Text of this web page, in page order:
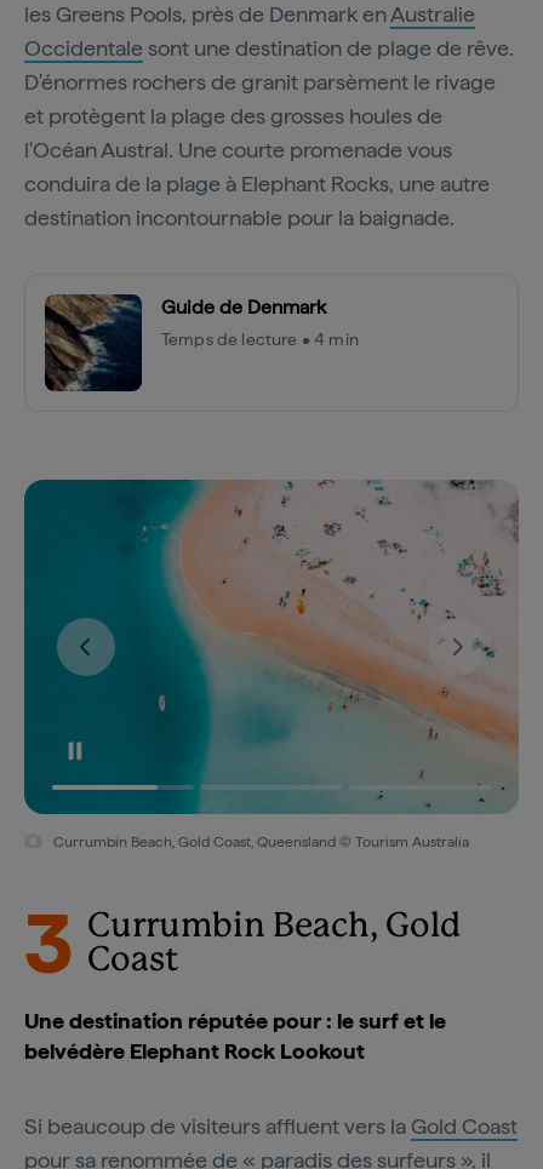
les Greens Pools, près de Denmark enAustralie
Occidentale sont une destination de plage de rêve.
D'énormes rochers de granit parsèment le rivage
et protègent la plage des grosses houles de
l'Océan Austral. Une courte promenade vous
conduira de la plage à Elephant Rocks, une autre
destination incontournable pour la baignade.
Guide de Denmark
Temps de lecture • 4 min
Currumbin Beach, Gold Coast, Queensland © Tourism Australia
3 Currumbin Beach, Gold
Coast
Une destination réputée pour : le surf et le
belvédère Elephant Rock Lookout
Si beaucoup de visiteurs affluent vers la Gold Coast
pour sa renommée de « paradis des surfeurs », il